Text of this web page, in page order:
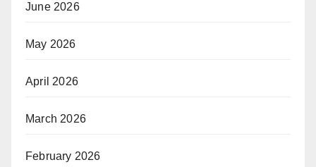
June 2026
May 2026
April 2026
March 2026
February 2026